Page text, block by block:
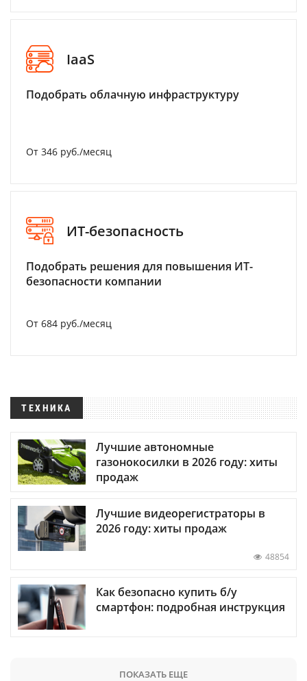
IaaS
Подобрать облачную инфраструктуру
От 346 руб./месяц
ИТ-безопасность
Подобрать решения для повышения ИТ-
безопасности компании
От 684 руб./месяц
ТЕХНИКА
Лучшие автономные
газонокосилки в 2026 году: хиты
продаж
Лучшие видеорегистраторы в
2026 году: хиты продаж
48854
Как безопасно купить б/у
смартфон: подробная инструкция
ПОКАЗАТЬ ЕЩЕ